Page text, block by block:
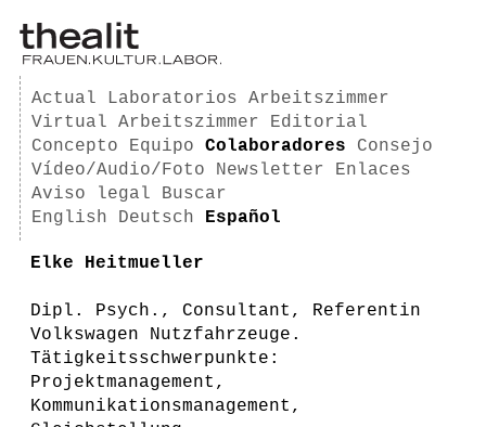
Actual Laboratorios
Arbeitszimmer
Virtual Arbeitszimmer
Editorial
Concepto
Equipo Colaboradores
Consejo
Vídeo/Audio/Foto
Newsletter
Enlaces
Aviso legal
Buscar
English
Deutsch Español
Elke Heitmueller
Dipl. Psych., Consultant, Referentin
Volkswagen Nutzfahrzeuge.
Tätigkeitsschwerpunkte:
Projektmanagement,
Kommunikationsmanagement,